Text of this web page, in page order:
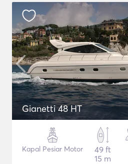
Gianetti 48 HT
Kapal Pesiar Motor
49 ft
15 m